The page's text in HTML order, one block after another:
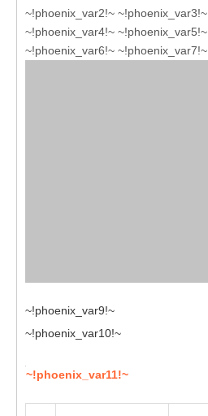
~!phoenix_var2!~ ~!phoenix_var3!~
~!phoenix_var4!~ ~!phoenix_var5!~
~!phoenix_var6!~ ~!phoenix_var7!~
~!phoenix_var9!~
~!phoenix_var10!~
~!phoenix_var11!~